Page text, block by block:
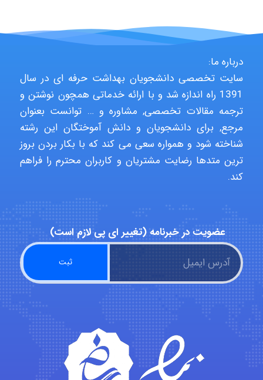
Poubakhtiari
Alirez0990
hosein abdolvand
emami
ehtesham
درباره ما:
سایت تخصصی دانشجویان بهداشت حرفه ای در سال
1391 راه اندازه شد و با ارائه خدماتی همچون نوشتن و
ترجمه مقالات تخصصی, مشاوره و … توانست بعنوان
مرجع, برای دانشجویان و دانش آموختگان این رشته
شناخته شود و همواره سعی می کند که با بکار بردن بروز
ترین متدها رضایت مشتریان و کاربران محترم را فراهم
کند.
عضویت در خبرنامه (تغییر ای پی لازم است)